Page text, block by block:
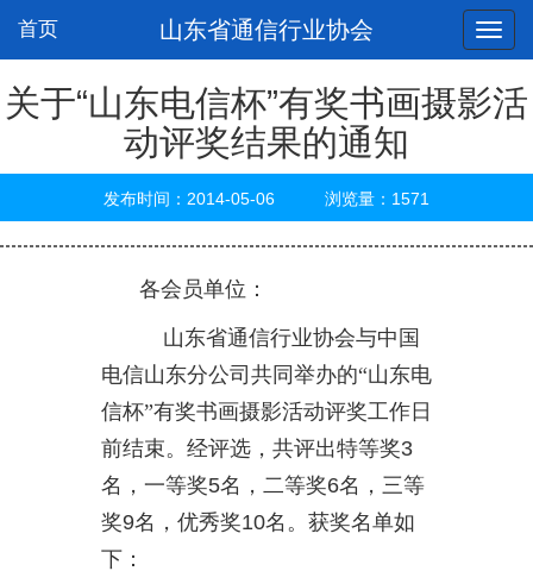
首页 山东省通信行业协会
关于“山东电信杯”有奖书画摄影活
动评奖结果的通知
发布时间：2014-05-06 浏览量：1571
各会员单位：
山东省通信行业协会与中国
电信山东分公司共同举办的“山东电
信杯”有奖书画摄影活动评奖工作日
前结束。经评选，共评出特等奖3
名，一等奖5名，二等奖6名，三等
奖9名，优秀奖10名。获奖名单如
下：